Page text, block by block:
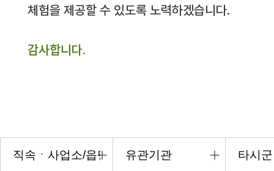
체험을 제공할 수 있도록 노력하겠습니다.
감사합니다.